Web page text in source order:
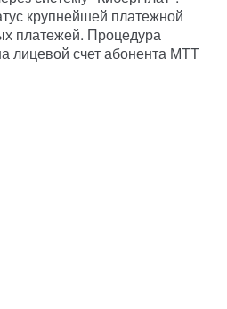
крупнейшей платежной
платежей. Процедура
лицевой счет абонента МТТ